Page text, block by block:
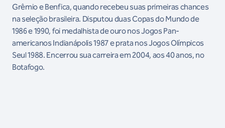
Grêmio e Benfica, quando recebeu suas primeiras chances
na seleção brasileira. Disputou duas Copas do Mundo de
1986 e 1990, foi medalhista de ouro nos Jogos Pan-
americanos Indianápolis 1987 e prata nos Jogos Olímpicos
Seul 1988. Encerrou sua carreira em 2004, aos 40 anos, no
Botafogo.